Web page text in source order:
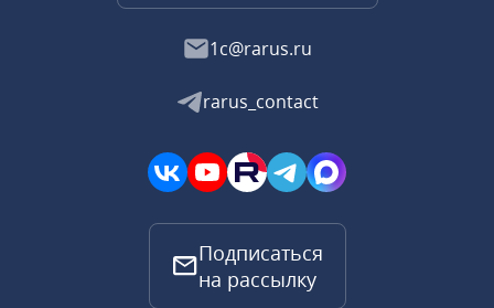
1c@rarus.ru
rarus_contact
Подписаться
на рассылку